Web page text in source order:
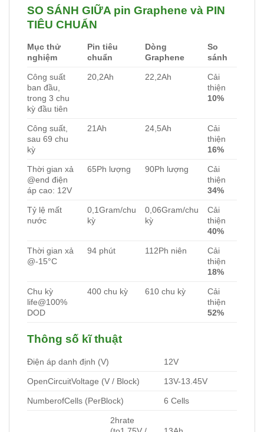
SO SÁNH GIỮA pin Graphene và PIN
TIÊU CHUẨN
Mục thử
nghiệm
Pin tiêu
chuẩn
Dòng
Graphene
So
sánh
Công suất
ban đầu,
trong 3 chu
kỳ đầu tiên
20,2Ah 22,2Ah
Cải
thiện
10%
Công suất,
sau 69 chu
kỳ
21Ah 24,5Ah
Cải
thiện
16%
Thời gian xả
@end điện
áp cao: 12V
65Ph lượng 90Ph lượng
Cải
thiện
34%
Tỷ lệ mất
nước
0,1Gram/chu
kỳ
0,06Gram/chu
kỳ
Cải
thiện
40%
Thời gian xả
@-15°C
94 phút 112Ph niên
Cải
thiện
18%
Chu kỳ
life@100%
DOD
400 chu kỳ 610 chu kỳ
Cải
thiện
52%
Thông số kĩ thuật
Điện áp danh định (V) 12V
OpenCircuitVoltage (V / Block) 13V-13.45V
NumberofCells (PerBlock) 6 Cells
2hrate